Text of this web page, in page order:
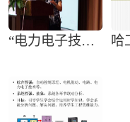
“电力电子技术”的课程安排、重点难点、教学手段